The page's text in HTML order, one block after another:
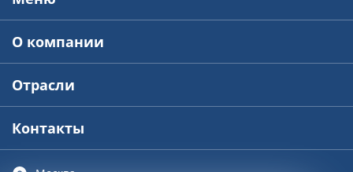
О компании
Отрасли
Контакты